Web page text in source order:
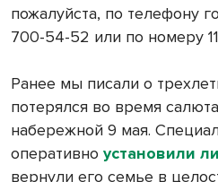
пожалуйста, по телефону
700-54-52 или по номеру
Ранее мы писали о
потерялся во время
набережной 9 мая.
оперативно установили
вернули его семье в